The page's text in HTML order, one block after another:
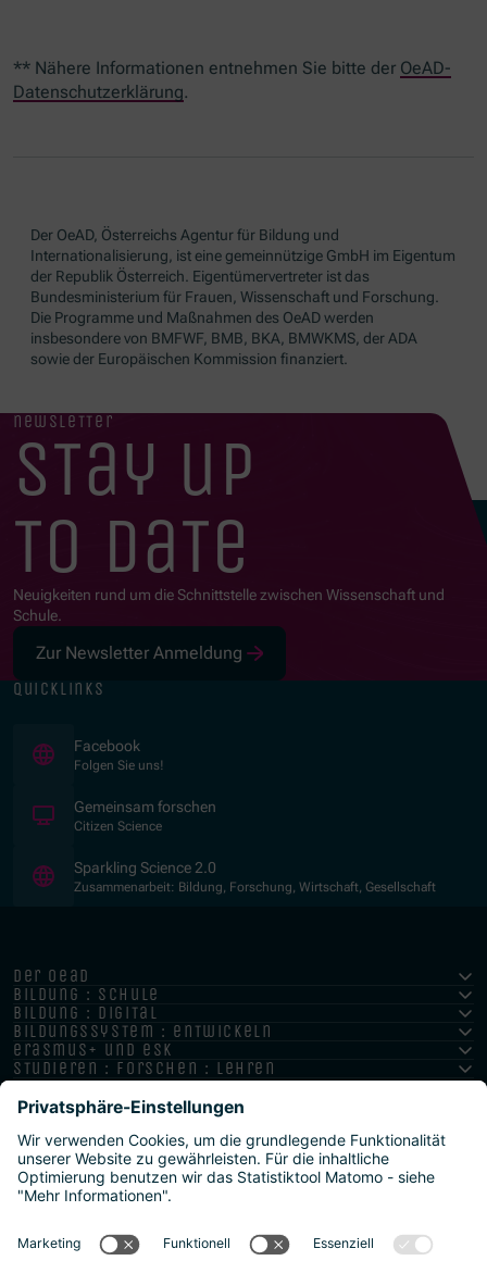
** Nähere Informationen entnehmen Sie bitte der OeAD-
Datenschutzerklärung.
Der OeAD, Österreichs Agentur für Bildung und
Internationalisierung, ist eine gemeinnützige GmbH im Eigentum
der Republik Österreich. Eigentümervertreter ist das
Bundesministerium für Frauen, Wissenschaft und Forschung.
Die Programme und Maßnahmen des OeAD werden
insbesondere von BMFWF, BMB, BKA, BMWKMS, der ADA
sowie der Europäischen Kommission finanziert.
newsletter
stay up
to date
Neuigkeiten rund um die Schnittstelle zwischen Wissenschaft und
Schule.
Zur Newsletter Anmeldung
quicklinks
Facebook
Folgen Sie uns!
Gemeinsam forschen
Citizen Science
Sparkling Science 2.0
Zusammenarbeit: Bildung, Forschung, Wirtschaft, Gesellschaft
der oead
bildung : schule
bildung : digital
bildungssystem : entwickeln
erasmus+ und esk
studieren : forschen : lehren
hochschule : strategie : international